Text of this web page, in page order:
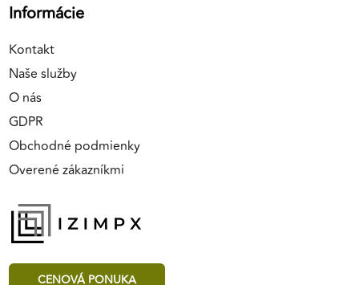
Informácie
Kontakt
Naše služby
O nás
GDPR
Obchodné podmienky
Overené zákazníkmi
CENOVÁ PONUKA